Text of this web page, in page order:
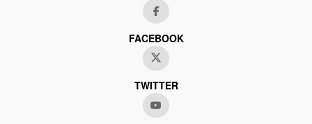
FACEBOOK
TWITTER